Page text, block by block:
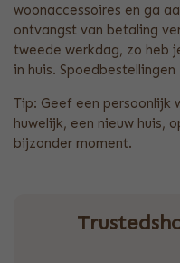
woonaccessoires en ga
ontvangst van betaling
tweede werkdag, zo heb
in huis.
Tip: Geef een persoonlijk
huwelijk, een nieuw huis,
bijzonder moment.